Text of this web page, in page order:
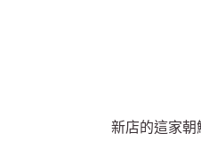
新店的這家朝